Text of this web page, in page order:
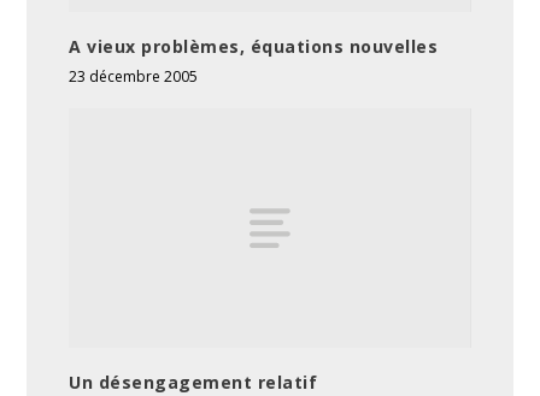
A vieux problèmes, équations nouvelles
23 décembre 2005
Un désengagement relatif